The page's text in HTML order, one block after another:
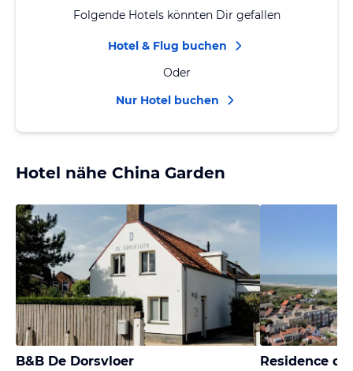
Folgende Hotels könnten Dir gefallen
Hotel & Flug buchen
Oder
Nur Hotel buchen
Hotel nähe China Garden
B&B De Dorsvloer